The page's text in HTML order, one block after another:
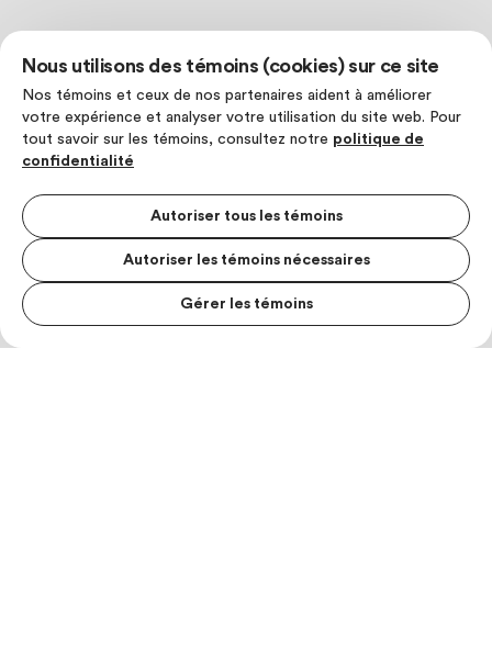
Nous utilisons des témoins (cookies) sur ce site
Nos témoins et ceux de nos partenaires aident à améliorer
votre expérience et analyser votre utilisation du site web. Pour
tout savoir sur les témoins, consultez notre politique de
confidentialité
Autoriser tous les témoins
Autoriser les témoins nécessaires
Gérer les témoins
MENU